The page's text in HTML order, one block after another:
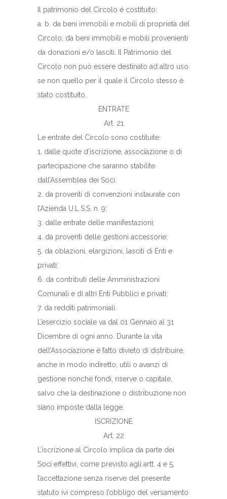
Il patrimonio del Circolo é costituito:
a. b. da beni immobili e mobili di proprietà del
Circolo; da beni immobili e mobili provenienti
da donazioni e/o lasciti. Il Patrimonio del
Circolo non può essere destinato ad altro uso
se non quello per il quale il Circolo stesso è
stato costituito.
ENTRATE
Art. 21
Le entrate del Circolo sono costituite:
1. dalle quote d’iscrizione, associazione o di
partecipazione che saranno stabilite
dall’Assemblea dei Soci.
2. da proventi di convenzioni instaurate con
l’Azienda U.L.S.S. n. 9;
3. dalle entrate delle manifestazioni;
4. da proventi delle gestioni accessorie;
5. da oblazioni, elargizioni, lasciti di Enti e
privati;
6. da contributi delle Amministrazioni
Comunali e di altri Enti Pubblici e privati;
7. da redditi patrimoniali.
L’esercizio sociale va dal 01 Gennaio al 31
Dicembre di ogni anno. Durante la vita
dell’Associazione è fatto divieto di distribuire,
anche in modo indiretto, utili o avanzi di
gestione nonché fondi, riserve o capitale,
salvo che la destinazione o distribuzione non
siano imposte dalla legge.
ISCRIZIONE
Art. 22
L’iscrizione al Circolo implica da parte dei
Soci effettivi, come previsto agli artt. 4 e 5,
l’accettazione senza riserve del presente
statuto ivi compreso l’obbligo del versamento